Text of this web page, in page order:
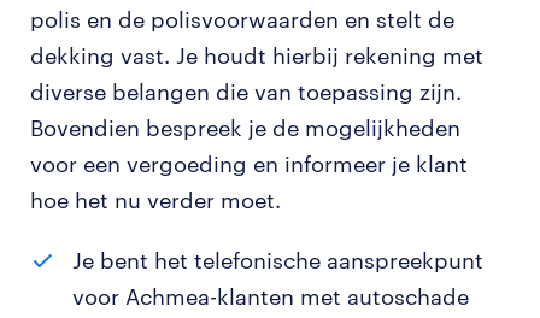
polis en de polisvoorwaarden en stelt de
dekking vast. Je houdt hierbij rekening met
diverse belangen die van toepassing zijn.
Bovendien bespreek je de mogelijkheden
voor een vergoeding en informeer je klant
hoe het nu verder moet.
Je bent het telefonische aanspreekpunt
voor Achmea-klanten met autoschade